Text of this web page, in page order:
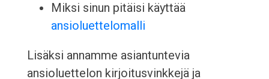
Miksi sinun pitäisi käyttää
ansioluettelomalli
Lisäksi annamme asiantuntevia
ansioluettelon kirjoitusvinkkejä ja